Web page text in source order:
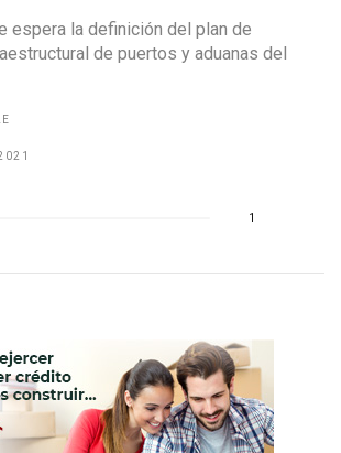
espera la definición del plan de
de puertos y aduanas del
1